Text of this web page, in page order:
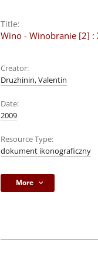
Title:
Wino - Winobranie [2] :
Creator:
Druzhinin, Valentin
Date:
2009
Resource Type:
dokument ikonograficzny
More